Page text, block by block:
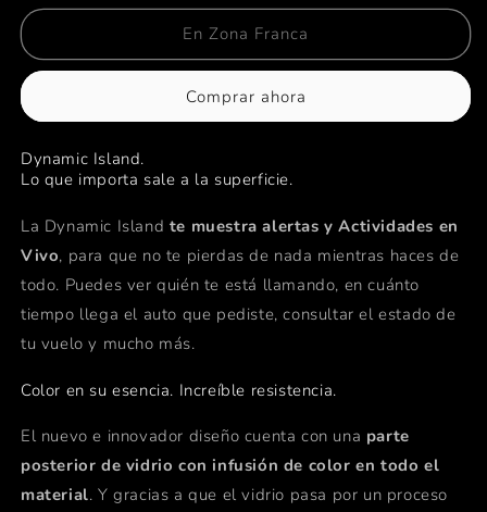
para
15
-
Azul
para
iPhone
15
128GB
-
En Zona Franca
Comprar ahora
Dynamic Island.
Lo que importa sale a la superficie.
La Dynamic Island te muestra alertas y Actividades en
Vivo, para que no te pierdas de nada mientras haces de
todo. Puedes ver quién te está llamando, en cuánto
tiempo llega el auto que pediste, consultar el estado de
tu vuelo y mucho más.
Color en su esencia. Increíble resistencia.
El nuevo e innovador diseño cuenta con una parte
posterior de vidrio con infusión de color en todo el
material. Y gracias a que el vidrio pasa por un proceso